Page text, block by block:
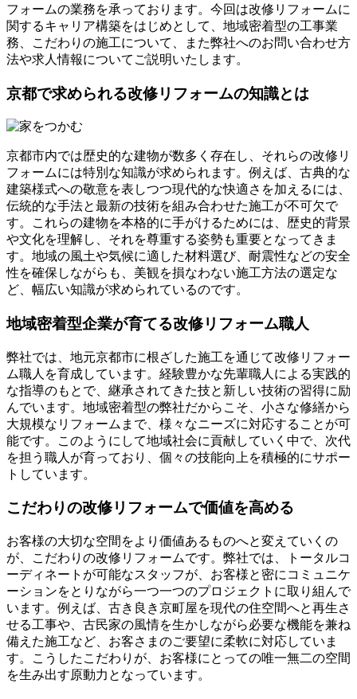
フォームの業務を承っております。今回は改修リフォームに
関するキャリア構築をはじめとして、地域密着型の工事業
務、こだわりの施工について、また弊社へのお問い合わせ方
法や求人情報についてご説明いたします。
京都で求められる改修リフォームの知識とは
京都市内では歴史的な建物が数多く存在し、それらの改修リ
フォームには特別な知識が求められます。例えば、古典的な
建築様式への敬意を表しつつ現代的な快適さを加えるには、
伝統的な手法と最新の技術を組み合わせた施工が不可欠で
す。これらの建物を本格的に手がけるためには、歴史的背景
や文化を理解し、それを尊重する姿勢も重要となってきま
す。地域の風土や気候に適した材料選び、耐震性などの安全
性を確保しながらも、美観を損なわない施工方法の選定な
ど、幅広い知識が求められているのです。
地域密着型企業が育てる改修リフォーム職人
弊社では、地元京都市に根ざした施工を通じて改修リフォー
ム職人を育成しています。経験豊かな先輩職人による実践的
な指導のもとで、継承されてきた技と新しい技術の習得に励
んでいます。地域密着型の弊社だからこそ、小さな修繕から
大規模なリフォームまで、様々なニーズに対応することが可
能です。このようにして地域社会に貢献していく中で、次代
を担う職人が育っており、個々の技能向上を積極的にサポー
トしています。
こだわりの改修リフォームで価値を高める
お客様の大切な空間をより価値あるものへと変えていくの
が、こだわりの改修リフォームです。弊社では、トータルコ
ーディネートが可能なスタッフが、お客様と密にコミュニケ
ーションをとりながら一つ一つのプロジェクトに取り組んで
います。例えば、古き良き京町屋を現代の住空間へと再生さ
せる工事や、古民家の風情を生かしながら必要な機能を兼ね
備えた施工など、お客さまのご要望に柔軟に対応していま
す。こうしたこだわりが、お客様にとっての唯一無二の空間
を生み出す原動力となっています。